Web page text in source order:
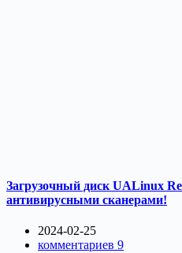
Загрузочный диск UALinux
антивирусными сканерами!
2024-02-25
комментариев 9